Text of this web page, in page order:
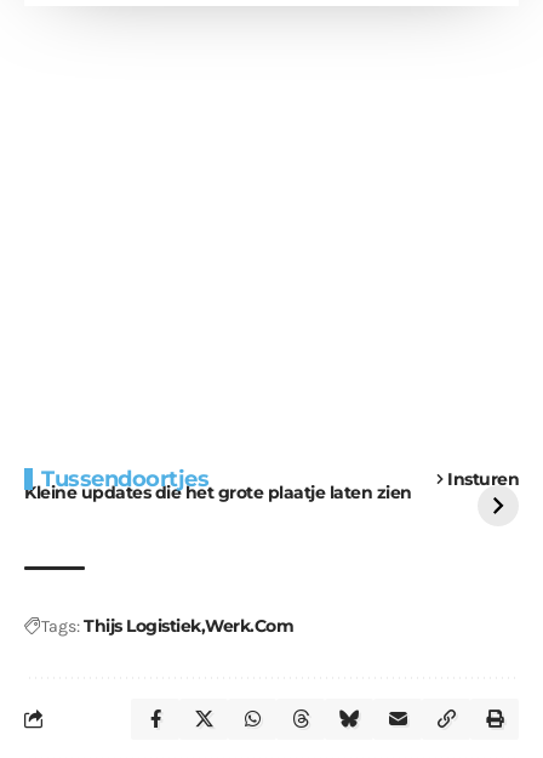
Tussendoortjes Insturen
Kleine updates die het grote plaatje laten zien
voor kabouters
uitdaging
Tags:Thijs LogistiekWerk.Com